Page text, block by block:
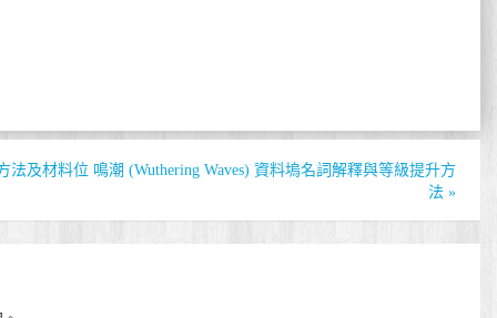
法及材料位 鳴潮 (Wuthering Waves) 資料塢名詞解釋與等級提升方
法 »